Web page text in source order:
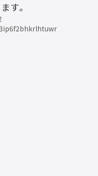
す。